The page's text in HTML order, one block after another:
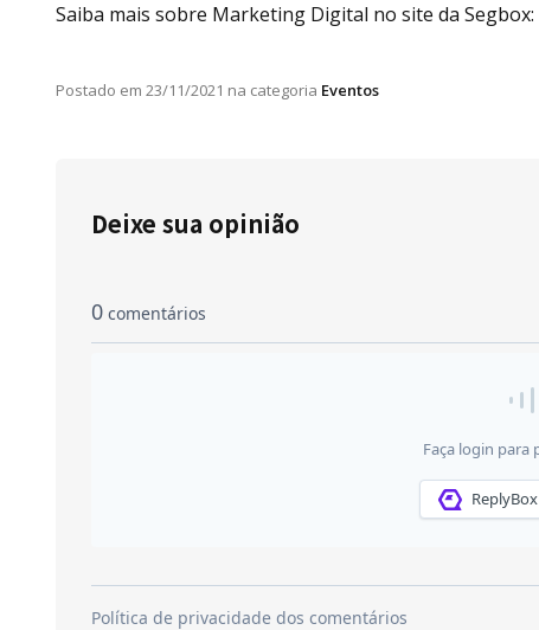
Saiba mais sobre Marketing Digital no site da Segbox:
Postado em 23/11/2021 na categoria Eventos
Deixe sua opinião